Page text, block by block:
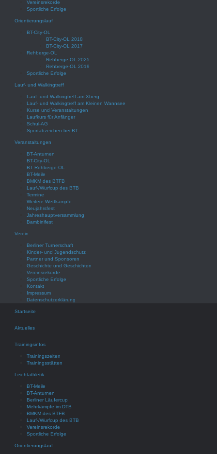
Vereinsrekorde
Sportliche Erfolge
Orientierungslauf
BT-City-OL
BT-City-OL 2018
BT-City-OL 2017
Rehberge-OL
Rehberge-OL 2025
Rehberge-OL 2019
Sportliche Erfolge
Lauf- und Walkingtreff
Lauf- und Walkingtreff am Xberg
Lauf- und Walkingtreff am Kleinen Wannsee
Kurse und Veranstaltungen
Laufkurs für Anfänger
Schul-AG
Sportabzeichen bei BT
Veranstaltungen
BT-Anturnen
BT-City-OL
BT Rehberge-OL
BT-Meile
BMKM des BTFB
Lauf-/Wurfcup des BTB
Termine
Weitere Wettkämpfe
Neujahrsfest
Jahreshauptversammlung
Bambinifest
Verein
Berliner Turnerschaft
Kinder- und Jugendschutz
Partner und Sponsoren
Geschichte und Geschichten
Vereinsrekorde
Sportliche Erfolge
Kontakt
Impressum
Datenschutzerklärung
Startseite
Aktuelles
Trainingsinfos
Trainingszeiten
Trainingsstätten
Leichtathletik
BT-Meile
BT-Anturnen
Berliner Läufercup
Mehrkämpfe im DTB
BMKM des BTFB
Lauf-/Wurfcup des BTB
Vereinsrekorde
Sportliche Erfolge
Orientierungslauf